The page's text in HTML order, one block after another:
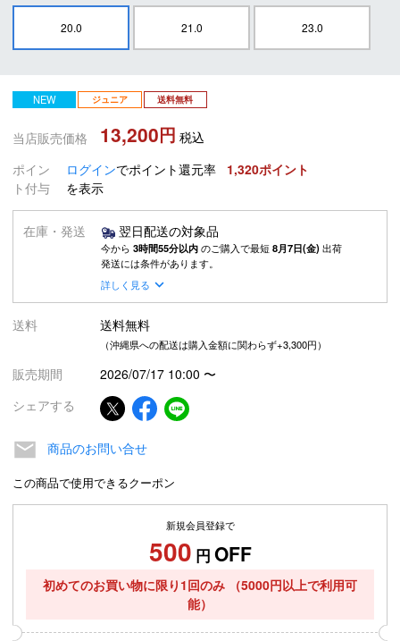
20.0 21.0 23.0
NEW ジュニア 送料無料
当店販売価格 13,200
税込
ポイン
ト付与
ログインでポイント還元率
を表示
1,320
在庫・発送 翌日配送の対象品
今から 3時間55分以内のご購入で最短8月7日(金)出荷
発送には条件があります。
詳しく見る
送料 送料無料
（沖縄県への配送は購入金額に関わらず+3,300円）
販売期間 2026/07/17 10:00 〜
シェアする
商品のお問い合せ
この商品で使用できるクーポン
新規会員登録で
500 円 OFF
初めてのお買い物に限り1回のみ
（5000円以上で利用可
能）